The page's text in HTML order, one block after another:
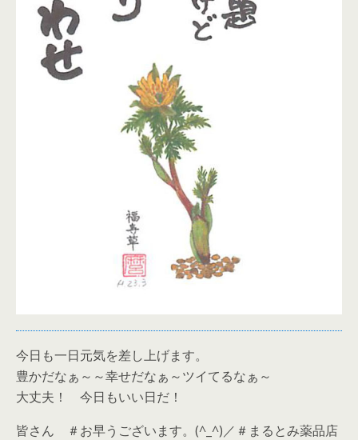
今日も一日元気を差し上げます。
豊かだなぁ～～幸せだなぁ～ツイてるなぁ～
大丈夫！ 今日もいい日だ！
皆さん ＃お早うございます。(^_^)／＃まるとみ薬品店